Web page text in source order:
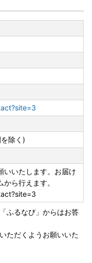
除く)
いいたします。お届け
ら行えます。
ふるなび」からはお答
ただくようお願いいた